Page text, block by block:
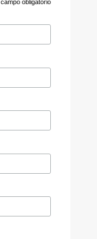
campo obligatorio